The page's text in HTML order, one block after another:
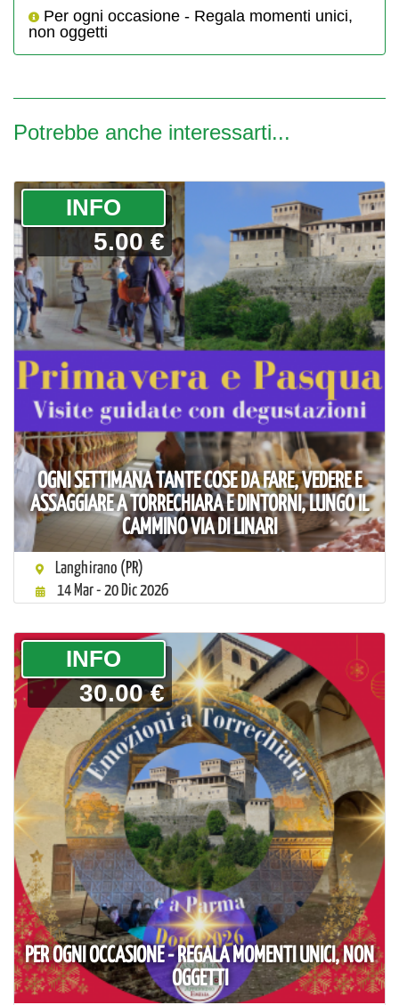
Per ogni occasione - Regala momenti unici,
non oggetti
Potrebbe anche interessarti...
OGNI SETTIMANA TANTE COSE DA FARE, VEDERE E
ASSAGGIARE A TORRECHIARA E DINTORNI, LUNGO IL
CAMMINO VIA DI LINARI
­INFO
5.00 €
Langhirano (PR)
14 Mar - 20 Dic 2026
PER OGNI OCCASIONE - REGALA MOMENTI UNICI, NON
OGGETTI
­INFO
30.00 €